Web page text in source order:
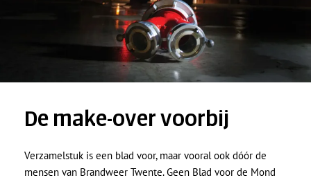
De make-over voorbij
Verzamelstuk is een blad voor, maar vooral ook dóór de
mensen van Brandweer Twente. Geen Blad voor de Mond